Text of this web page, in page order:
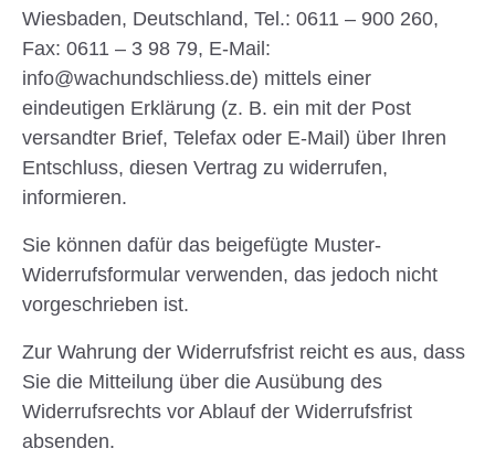
Wiesbaden, Deutschland, Tel.: 0611 – 900 260,
Fax: 0611 – 3 98 79, E-Mail:
info@wachundschliess.de) mittels einer
eindeutigen Erklärung (z. B. ein mit der Post
versandter Brief, Telefax oder E-Mail) über Ihren
Entschluss, diesen Vertrag zu widerrufen,
informieren.
Sie können dafür das beigefügte Muster-
Widerrufsformular verwenden, das jedoch nicht
vorgeschrieben ist.
Zur Wahrung der Widerrufsfrist reicht es aus, dass
Sie die Mitteilung über die Ausübung des
Widerrufsrechts vor Ablauf der Widerrufsfrist
absenden.